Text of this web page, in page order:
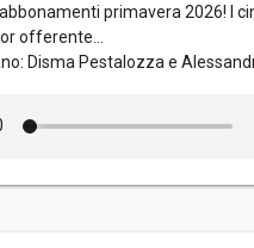
primavera 2026! I
offerente...
Disma Pestalozza e